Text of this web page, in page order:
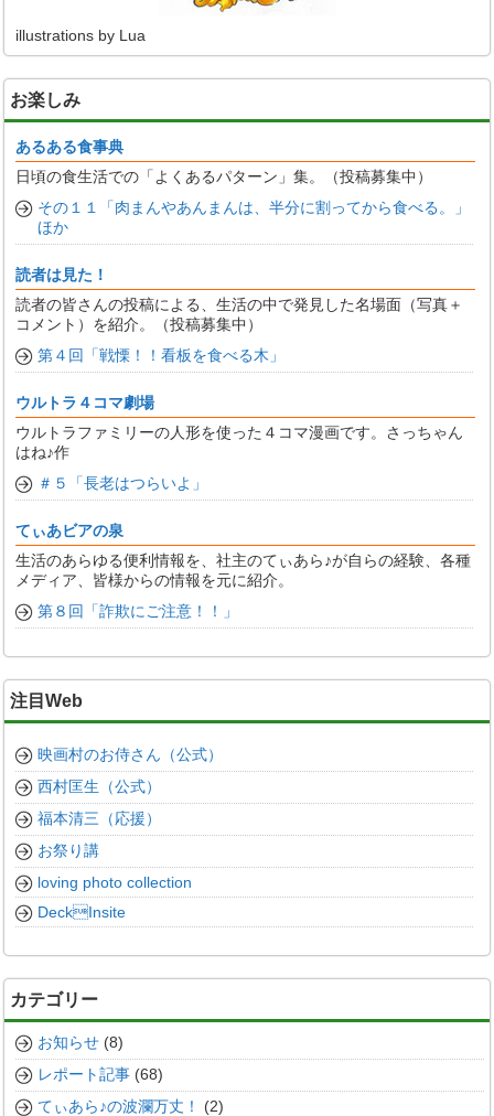
illustrations by Lua
お楽しみ
あるある食事典
日頃の食生活での「よくあるパターン」集。（投稿募集中）
その１１「肉まんやあんまんは、半分に割ってから食べる。」
ほか
読者は見た！
読者の皆さんの投稿による、生活の中で発見した名場面（写真＋
コメント）を紹介。（投稿募集中）
第４回「戦慄！！看板を食べる木」
ウルトラ４コマ劇場
ウルトラファミリーの人形を使った４コマ漫画です。さっちゃん
はね♪作
＃５「長老はつらいよ」
てぃあビアの泉
生活のあらゆる便利情報を、社主のてぃあら♪が自らの経験、各種
メディア、皆様からの情報を元に紹介。
第８回「詐欺にご注意！！」
注目Web
映画村のお侍さん（公式）
西村匡生（公式）
福本清三（応援）
お祭り講
loving photo collection
DeckInsite
カテゴリー
お知らせ (8)
レポート記事 (68)
てぃあら♪の波瀾万丈！
(2)